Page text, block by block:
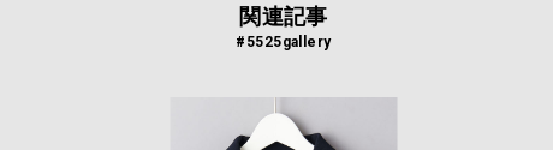
関連記事
#5525gallery